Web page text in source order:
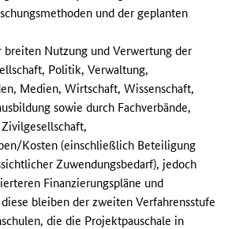
und der geplanten
Nutzung und Verwertung der
Politik, Verwaltung,
Medien, Wirtschaft, Wissenschaft,
sowie durch Fachverbände,
Kosten (einschließlich Beteiligung
Zuwendungsbedarf), jedoch
Finanzierungspläne und
bleiben der zweiten Verfahrensstufe
die die Projektpauschale in